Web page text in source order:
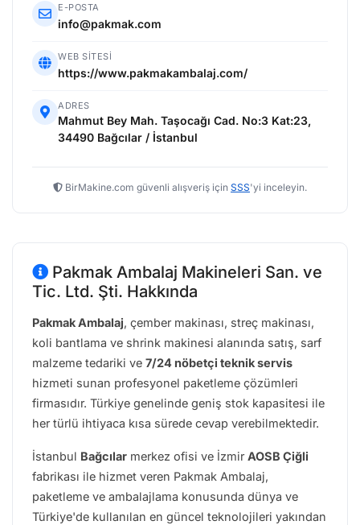
E-POSTA
info@pakmak.com
WEB SITESI
https://www.pakmakambalaj.com/
ADRES
Mahmut Bey Mah. Taşocağı Cad. No:3 Kat:23,
34490 Bağcılar / İstanbul
BirMakine.com güvenli alışveriş için SSS'yi inceleyin.
Pakmak Ambalaj Makineleri San. ve
Tic. Ltd. Şti. Hakkında
Pakmak Ambalaj, çember makinası, streç makinası,
koli bantlama ve shrink makinesi alanında satış, sarf
malzeme tedariki ve 7/24 nöbetçi teknik servis
hizmeti sunan profesyonel paketleme çözümleri
firmasıdır. Türkiye genelinde geniş stok kapasitesi ile
her türlü ihtiyaca kısa sürede cevap verebilmektedir.
İstanbul Bağcılar merkez ofisi ve İzmirAOSB Çiğli
fabrikası ile hizmet veren Pakmak Ambalaj,
paketleme ve ambalajlama konusunda dünya ve
Türkiye'de kullanılan en güncel teknolojileri yakından